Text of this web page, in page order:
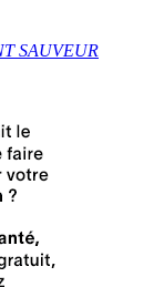
SAUVEUR